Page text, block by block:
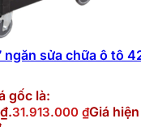
ngăn sửa chữa ô tô
gốc là:
31.913.000 ₫Giá